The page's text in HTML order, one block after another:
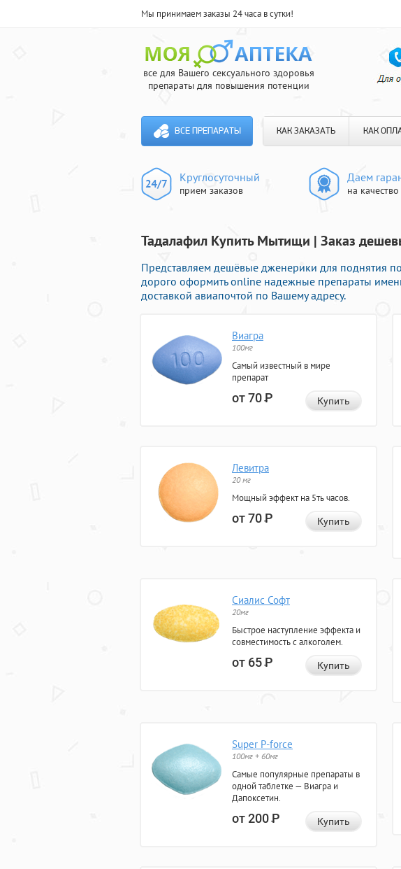
Мы принимаем заказы 24 часа в сутки!
все для Вашего сексуального здоровья
препараты для повышения потенции
ВСЕ ПРЕПАРАТЫ КАК ЗАКАЗАТЬ КАК
Круглосуточный
прием заказов
Даем
на
Тадалафил Купить Мытищи | Заказ
Представляем дешёвые дженерики для поднятия
дорого оформить online надежные препараты
доставкой авиапочтой по Вашему адресу.
Виагра
100мг
Самый известный в мире
препарат
от 70Р Купить
Левитра
20 мг
Мощный эффект на 5ть часов.
от 70Р Купить
Сиалис Софт
20мг
Быстрое наступление эффекта и
совместимость с алкоголем.
от 65Р Купить
Super P-force
100мг + 60мг
Самые популярные препараты в
одной таблетке — Виагра и
Дапоксетин.
от 200Р Купить